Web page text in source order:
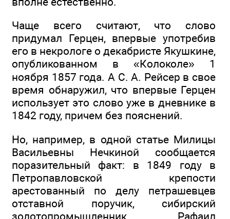
Чаще всего считают, что слово
придумал Герцен, впервые употребив
его в некрологе о декабристе Якушкине,
опубликованном в «Колоколе» 1
ноября 1857 года. А С. А. Рейсер в свое
время обнаружил, что впервые Герцен
использует это слово уже в дневнике в
1842 году, причем без пояснений.
Но, например, в одной статье Милицы
Васильевны Нечкиной сообщается
поразительный факт: в 1849 году в
Петропавловской крепости
арестованный по делу петрашевцев
отставной поручик, сибирский
золотопромышленник Рафаил